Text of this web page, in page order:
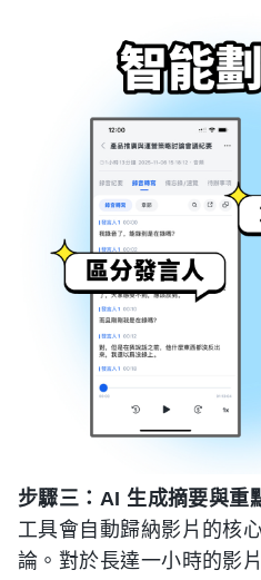
步驟三：AI 生成摘要與重
工具會自動歸納影片的核
論。對於長達一小時的影